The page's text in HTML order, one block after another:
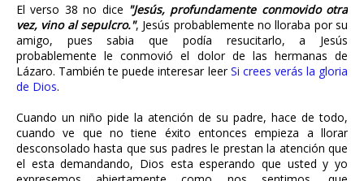
El verso 38 no dice "Jesús, profundamente conmovido otra
vez, vino al sepulcro.", Jesús probablemente no lloraba por su
amigo, pues sabia que podía resucitarlo, a Jesús
probablemente le conmovió el dolor de las hermanas de
Lázaro. También te puede interesar leerSi crees verás la gloria
de Dios.
Cuando un niño pide la atención de su padre, hace de todo,
cuando ve que no tiene éxito entonces empieza a llorar
desconsolado hasta que sus padres le prestan la atención que
el esta demandando, Dios esta esperando que usted y yo